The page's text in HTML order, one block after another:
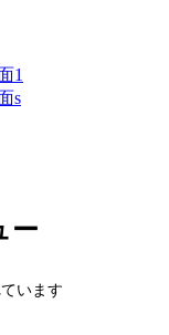
ー
います